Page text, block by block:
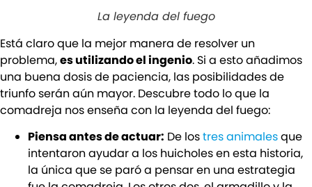
La leyenda del fuego
Está claro que la mejor manera de resolver un
problema,es utilizando el ingenio. Si a esto añadimos
una buena dosis de paciencia, las posibilidades de
triunfo serán aún mayor. Descubre todo lo que la
comadreja nos enseña con la leyenda del fuego:
Piensa antes de actuar: De lostres animalesque
intentaron ayudar a los huicholes en esta historia,
la única que se paró a pensar en una estrategia